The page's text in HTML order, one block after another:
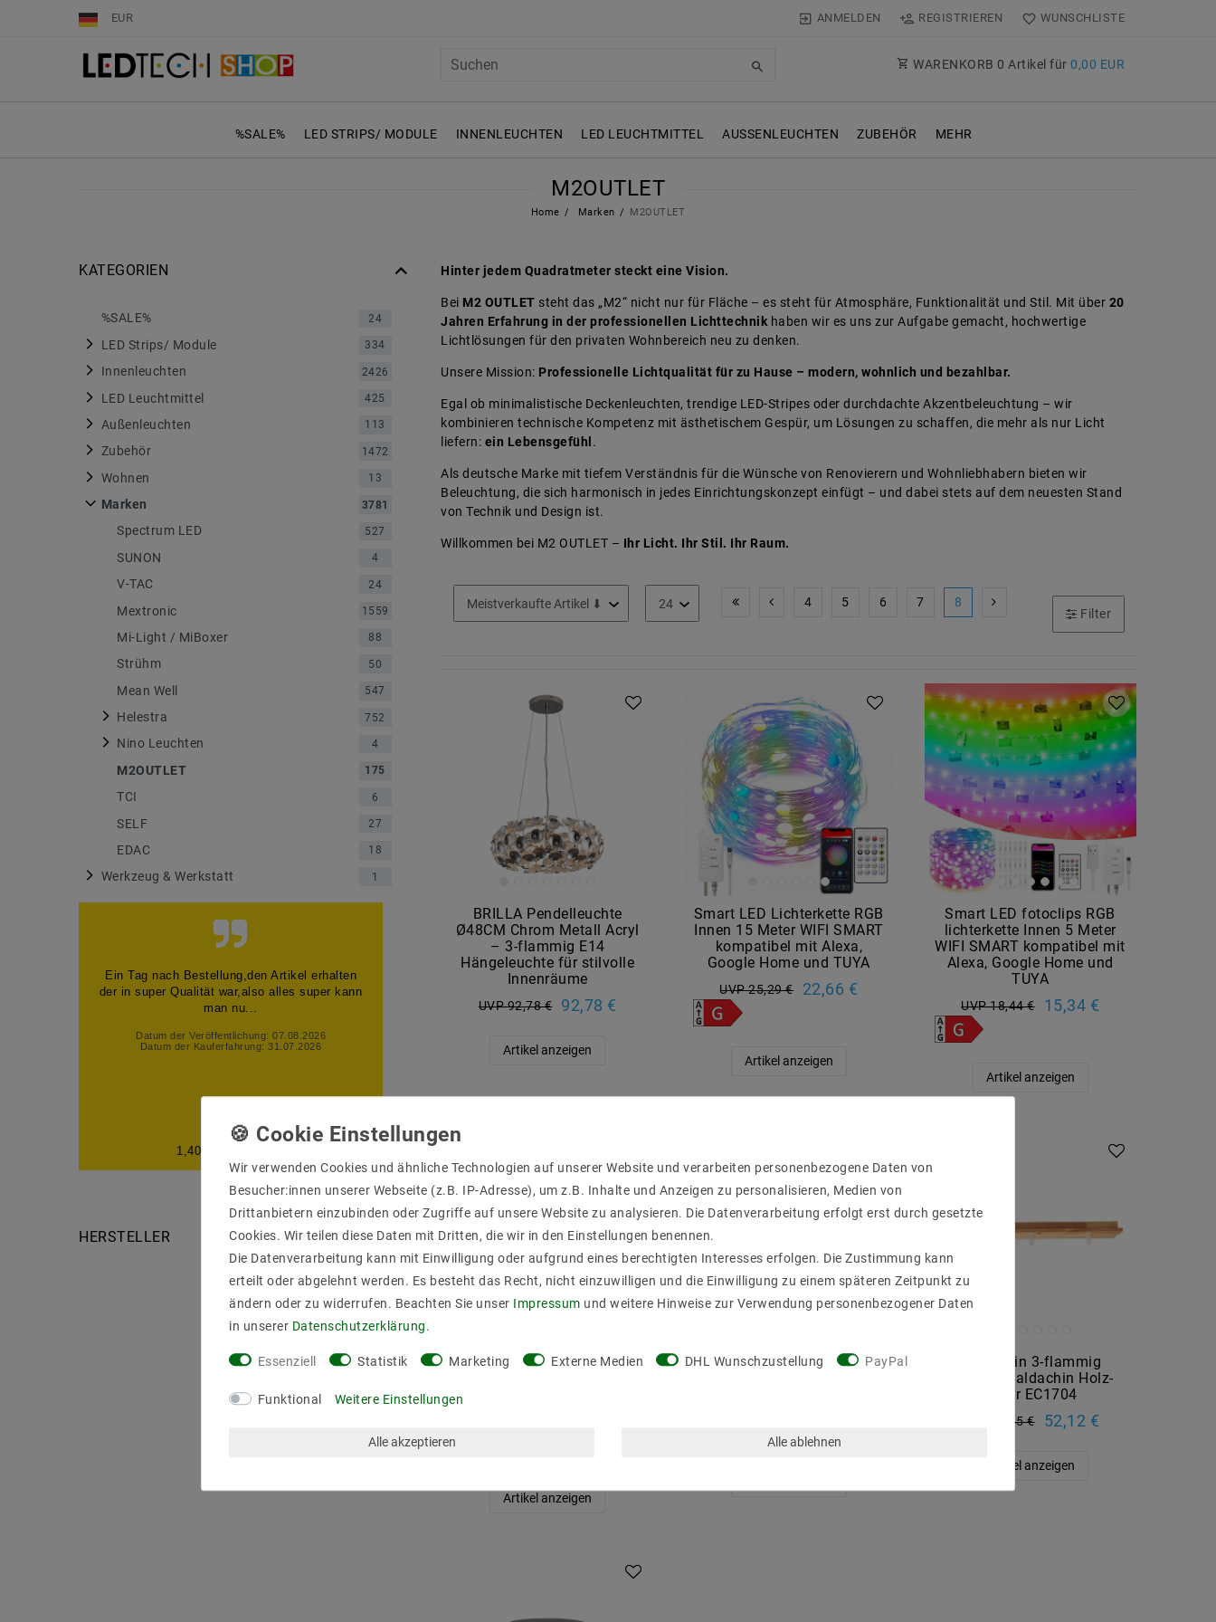
EUR ANMELDEN REGISTRIEREN WUNSCHLISTE
WARENKORB 0 Artikel für 0,00 EUR
%SALE% LED STRIPS/ MODULE INNENLEUCHTEN LED LEUCHTMITTEL AUSSENLEUCHTEN ZUBEHÖR MEHR
M2OUTLET
Home Marken M2OUTLET
KATEGORIEN
%SALE% 24
LED Strips/ Module 334
Innenleuchten 2426
LED Leuchtmittel 425
Außenleuchten 113
Zubehör 1472
Wohnen 13
Marken 3781
Spectrum LED 527
SUNON 4
V-TAC 24
Mextronic 1559
Mi-Light / MiBoxer 88
Strühm 50
Mean Well 547
Helestra 752
Nino Leuchten 4
M2OUTLET 175
TCI 6
SELF 27
EDAC 18
Werkzeug & Werkstatt 1
Ein Tag nach Bestellung,den Artikel erhalten
der in super Qualität war,also alles super kann
man nu...
Datum der Veröffentlichung: 07.08.2026
Datum der Kauferfahrung: 31.07.2026
1,406 Bewertungen
HERSTELLER
Hinter jedem Quadratmeter steckt eine Vision.
Bei M2 OUTLET steht das „M2“ nicht nur für Fläche – es steht für Atmosphäre, Funktionalität und Stil. Mit über 20
Jahren Erfahrung in der professionellen Lichttechnikhaben wir es uns zur Aufgabe gemacht, hochwertige
Lichtlösungen für den privaten Wohnbereich neu zu denken.
Unsere Mission: Professionelle Lichtqualität für zu Hause – modern, wohnlich und bezahlbar.
Egal ob minimalistische Deckenleuchten, trendige LED-Stripes oder durchdachte Akzentbeleuchtung – wir
kombinieren technische Kompetenz mit ästhetischem Gespür, um Lösungen zu schaffen, die mehr als nur Licht
liefern: ein Lebensgefühl .
Als deutsche Marke mit tiefem Verständnis für die Wünsche von Renovierern und Wohnliebhabern bieten wir
Beleuchtung, die sich harmonisch in jedes Einrichtungskonzept einfügt – und dabei stets auf dem neuesten Stand
von Technik und Design ist.
Willkommen bei M2 OUTLET – Ihr Licht. Ihr Stil. Ihr Raum.
4 5 6 7
8
Filter
BRILLA Pendelleuchte
Ø48CM Chrom Metall Acryl
– 3-flammig E14
Hängeleuchte für stilvolle
Innenräume
UVP 92,78 € 92,78 €
Artikel anzeigen
Smart LED Lichterkette RGB
Innen 15 Meter WIFI SMART
kompatibel mit Alexa,
Google Home und TUYA
UVP 25,29 € 22,66 €
Artikel anzeigen
Smart LED fotoclips RGB
lichterkette Innen 5 Meter
WIFI SMART kompatibel mit
Alexa, Google Home und
TUYA
UVP 18,44 € 15,34 €
Artikel anzeigen
Pendelleuchte MOOD
Artikel anzeigen
Deckenverteilernippel
UVP 11,42 € 10,57 €
Baldachin 3-flammig
Lampen-Baldachin Holz-
Natur EC1704
UVP 63,45 € 52,12 €
Artikel anzeigen
Wir verwenden Cookies und ähnliche Technologien auf unserer Website und verarbeiten personenbezogene Daten von
Besucher:innen unserer Webseite (z.B. IP-Adresse), um z.B. Inhalte und Anzeigen zu personalisieren, Medien von
Drittanbietern einzubinden oder Zugriffe auf unsere Website zu analysieren. Die Datenverarbeitung erfolgt erst durch gesetzte
Cookies. Wir teilen diese Daten mit Dritten, die wir in den Einstellungen benennen.
Die Datenverarbeitung kann mit Einwilligung oder aufgrund eines berechtigten Interesses erfolgen. Die Zustimmung kann
erteilt oder abgelehnt werden. Es besteht das Recht, nicht einzuwilligen und die Einwilligung zu einem späteren Zeitpunkt zu
ändern oder zu widerrufen. Beachten Sie unser Impressum und weitere Hinweise zur Verwendung personenbezogener Daten
in unserer Daten­schutz­erklärung.
Essenziell Statistik Marketing Externe Medien DHL Wunschzustellung PayPal
Funktional Weitere Einstellungen
Alle akzeptieren Alle ablehnen